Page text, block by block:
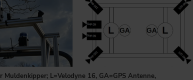
Muldenkipper; L=Velodyne 16, GA=GPS Antenne,